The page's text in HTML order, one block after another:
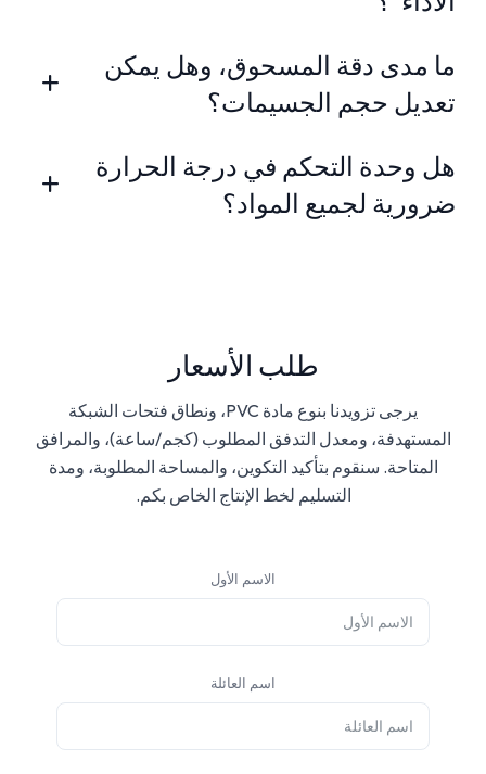
ما مدى دقة المسحوق، وهل يمكن
تعديل حجم الجسيمات؟
هل وحدة التحكم في درجة الحرارة
ضرورية لجميع المواد؟
طلب الأسعار
يرجى تزويدنا بنوع مادة PVC، ونطاق فتحات الشبكة
المستهدفة، ومعدل التدفق المطلوب (كجم/ساعة)، والمرافق
المتاحة. سنقوم بتأكيد التكوين، والمساحة المطلوبة، ومدة
التسليم لخط الإنتاج الخاص بكم.
الاسم الأول
اسم العائلة